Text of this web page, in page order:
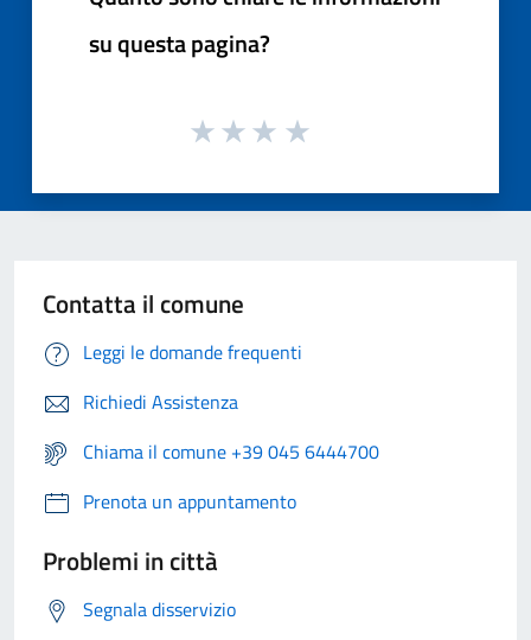
su questa pagina?
Contatta il comune
Leggi le domande frequenti
Richiedi Assistenza
Chiama il comune +39 045 6444700
Prenota un appuntamento
Problemi in città
Segnala disservizio